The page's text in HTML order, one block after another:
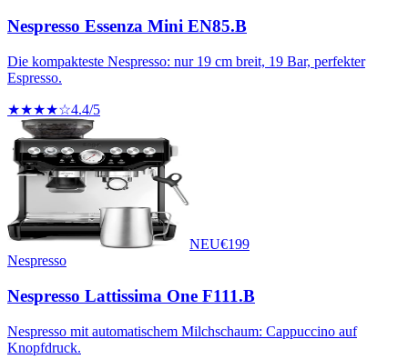
Nespresso Essenza Mini EN85.B
Die kompakteste Nespresso: nur 19 cm breit, 19 Bar, perfekter
Espresso.
★★★★☆4.4/5
NEU€199
Nespresso
Nespresso Lattissima One F111.B
Nespresso mit automatischem Milchschaum: Cappuccino auf
Knopfdruck.